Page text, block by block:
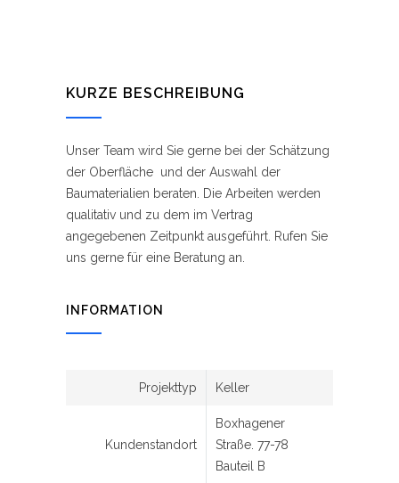
KURZE BESCHREIBUNG
Unser Team wird Sie gerne bei der Schätzung
der Oberfläche und der Auswahl der
Baumaterialien beraten. Die Arbeiten werden
qualitativ und zu dem im Vertrag
angegebenen Zeitpunkt ausgeführt. Rufen Sie
uns gerne für eine Beratung an.
INFORMATION
Projekttyp Keller
Kundenstandort
Boxhagener
Straße. 77-78
Bauteil B